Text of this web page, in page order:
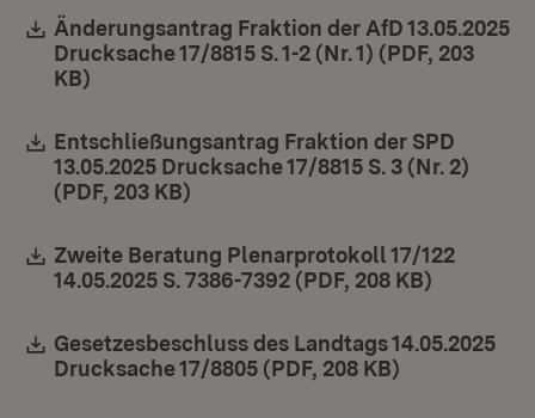
Download:
Änderungsantrag Fraktion der AfD 13.05.2025
Drucksache 17/8815 S. 1-2 (Nr. 1) (PDF, 203
KB)
Download:
Entschließungsantrag Fraktion der SPD
13.05.2025 Drucksache 17/8815 S. 3 (Nr. 2)
(PDF, 203 KB)
Download:
Zweite Beratung Plenarprotokoll 17/122
14.05.2025 S. 7386-7392 (PDF, 208 KB)
Download:
Gesetzesbeschluss des Landtags 14.05.2025
Drucksache 17/8805 (PDF, 208 KB)